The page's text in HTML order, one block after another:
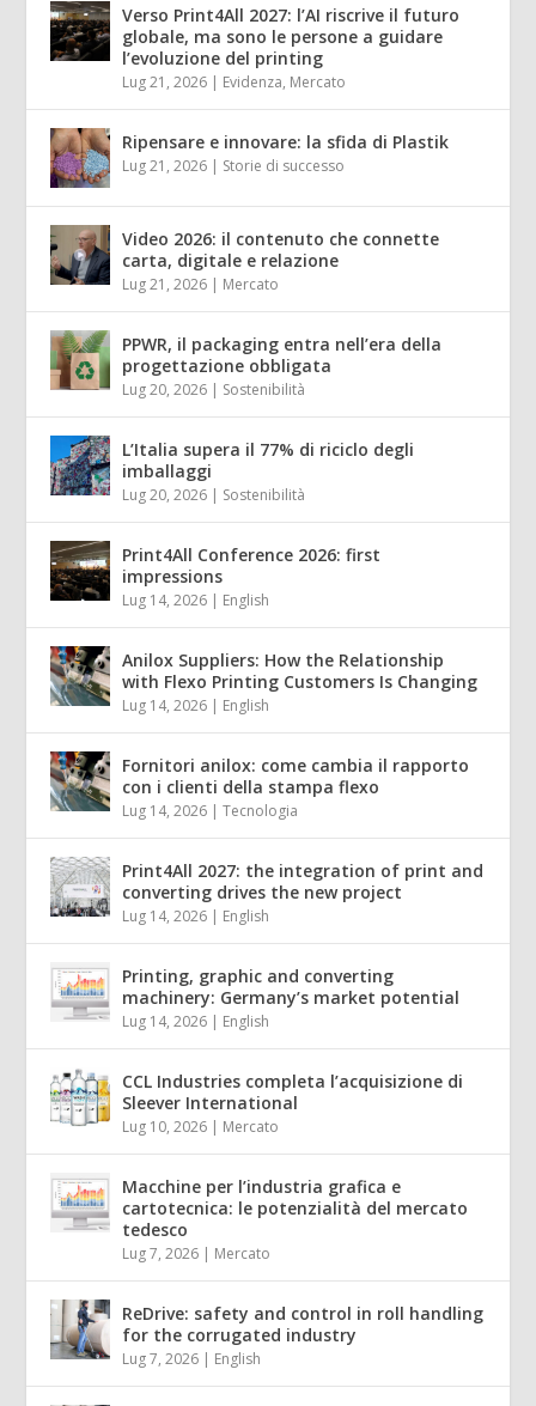
Verso Print4All 2027: l’AI riscrive il futuro
globale, ma sono le persone a guidare
l’evoluzione del printing
Lug 21, 2026 | Evidenza, Mercato
Ripensare e innovare: la sfida di Plastik
Lug 21, 2026 | Storie di successo
Video 2026: il contenuto che connette
carta, digitale e relazione
Lug 21, 2026 | Mercato
PPWR, il packaging entra nell’era della
progettazione obbligata
Lug 20, 2026 | Sostenibilità
L’Italia supera il 77% di riciclo degli
imballaggi
Lug 20, 2026 | Sostenibilità
Print4All Conference 2026: first
impressions
Lug 14, 2026 | English
Anilox Suppliers: How the Relationship
with Flexo Printing Customers Is Changing
Lug 14, 2026 | English
Fornitori anilox: come cambia il rapporto
con i clienti della stampa flexo
Lug 14, 2026 |Tecnologia
Print4All 2027: the integration of print and
converting drives the new project
Lug 14, 2026 | English
Printing, graphic and converting
machinery: Germany’s market potential
Lug 14, 2026 | English
CCL Industries completa l’acquisizione di
Sleever International
Lug 10, 2026 | Mercato
Macchine per l’industria grafica e
cartotecnica: le potenzialità del mercato
tedesco
Lug 7, 2026 | Mercato
ReDrive: safety and control in roll handling
for the corrugated industry
Lug 7, 2026 | English